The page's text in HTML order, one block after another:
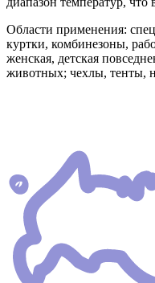
Области применения:
куртки, комбинезоны,
женская, детская
животных; чехлы, тенты,